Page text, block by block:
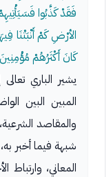
فَقَدْ كَذَّبُوا
الأرْضِ كَمْ أَنْبَتْنَا
كَانَ أَكْثَرُهُمْ
يشير الباري
المبين البين
والمقاصد
شبهة فيما أخبر
المعاني، وارتباط